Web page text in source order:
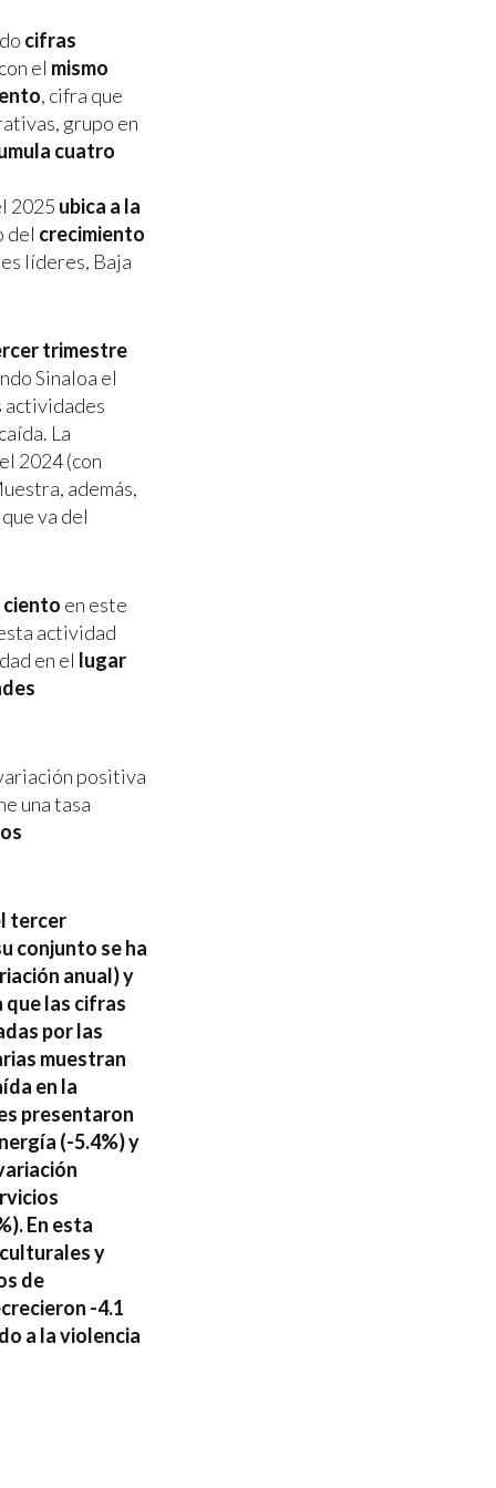
cifras
el mismo
, cifra que
grupo en
cuatro
2025 ubica a la
del crecimiento
líderes, Baja
trimestre
Sinaloa el
actividades
La
2024 (con
además,
va del
ciento en este
actividad
en el lugar
positiva
una tasa
tercer
conjunto se ha
anual) y
que las cifras
por las
muestran
en la
presentaron
(-5.4%) y
En esta
y
de
-4.1
a la violencia